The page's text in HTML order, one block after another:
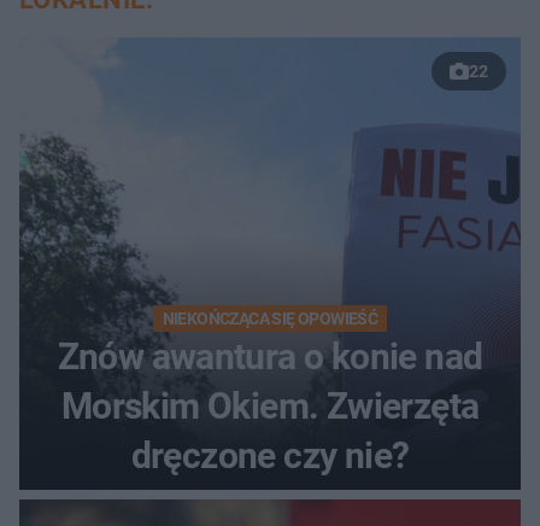
22
NIEKOŃCZĄCA SIĘ OPOWIEŚĆ
Znów awantura o konie nad
Morskim Okiem. Zwierzęta
dręczone czy nie?